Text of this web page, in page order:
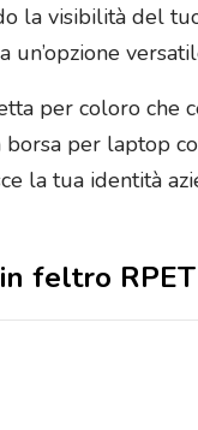
la visibilità del
per coloro che
per laptop
la tua identità
feltro RPET